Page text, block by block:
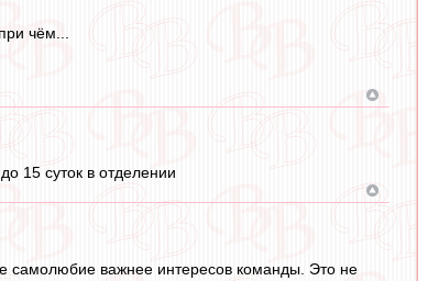
чём...
15 суток в отделении
самолюбие важнее интересов команды. Это не